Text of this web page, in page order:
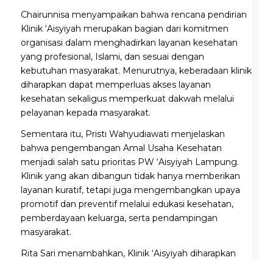
Chairunnisa menyampaikan bahwa rencana pendirian
Klinik ‘Aisyiyah merupakan bagian dari komitmen
organisasi dalam menghadirkan layanan kesehatan
yang profesional, Islami, dan sesuai dengan
kebutuhan masyarakat. Menurutnya, keberadaan klinik
diharapkan dapat memperluas akses layanan
kesehatan sekaligus memperkuat dakwah melalui
pelayanan kepada masyarakat.
Sementara itu, Pristi Wahyudiawati menjelaskan
bahwa pengembangan Amal Usaha Kesehatan
menjadi salah satu prioritas PW ‘Aisyiyah Lampung.
Klinik yang akan dibangun tidak hanya memberikan
layanan kuratif, tetapi juga mengembangkan upaya
promotif dan preventif melalui edukasi kesehatan,
pemberdayaan keluarga, serta pendampingan
masyarakat.
Rita Sari menambahkan, Klinik ‘Aisyiyah diharapkan